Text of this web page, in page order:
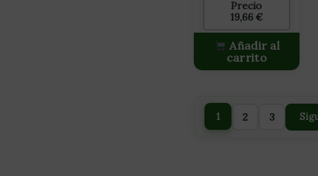
Precio
19,66€
Añadir al
carrito
1 2 3